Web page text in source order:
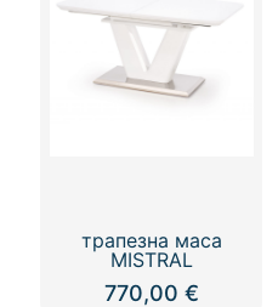
трапезна маса
MISTRAL
770,00 €